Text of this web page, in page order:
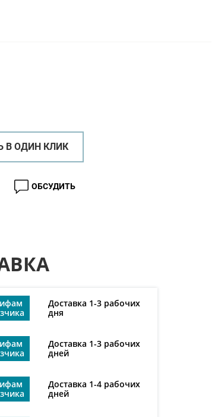
В ОДИН КЛИК
ОБСУДИТЬ
Доставка 1-3 рабочих
дня
Доставка 1-3 рабочих
дней
Доставка 1-4 рабочих
дней